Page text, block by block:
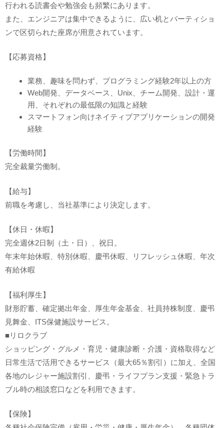
行われる読書会や勉強会も頻繁にあります。
また、エンジニアは集中できるように、広い机とパーティショ
ンで区切られた座席が用意されています。
【応募資格】
業務、趣味を問わず、プログラミング経験2年以上の方
Web開発、データベース、Unix、チーム開発、設計・運
用、それぞれの最低限の知識と経験
スマートフォン向けネイティブアプリケーションの開発
経験
【労働時間】
完全裁量労働制。
【給与】
前職を考慮し、当社基準により決定します。
【休日・休暇】
完全週休2日制（土・日）、祝日。
年末年始休暇、特別休暇、慶弔休暇、リフレッシュ休暇、年次
有給休暇
【福利厚生】
財形貯蓄、確定拠出年金、厚生年金基金、社員持株制度、慶弔
見舞金、ITS保健施設サービス。
■リロクラブ
ショッピング・グルメ・育児・健康診断・介護・資格取得など
日常生活で活用できるサービス（最大65％割引）に加え、全国
各地のレジャー施設割引、慶弔・ライフプラン支援・緊急トラ
ブル時の相談窓口などを利用できます。
【保険】